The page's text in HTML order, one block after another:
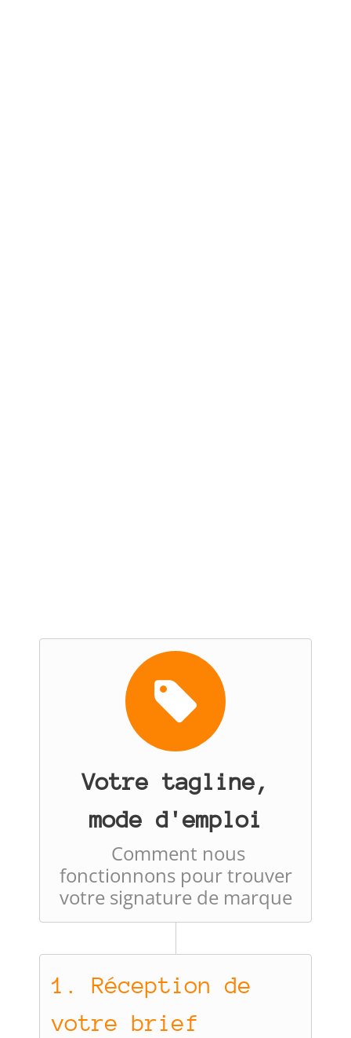
Votre tagline,
mode d'emploi
Comment nous
fonctionnons pour trouver
votre signature de marque
1. Réception de
votre brief